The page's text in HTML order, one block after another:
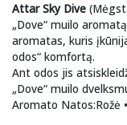
Attar Sky Dive
„Dove“ muilo
aromatas, kuris
odos“ komfortą.
Ant odos jis
„Dove“ muilo
Aromato Natos:Rožė